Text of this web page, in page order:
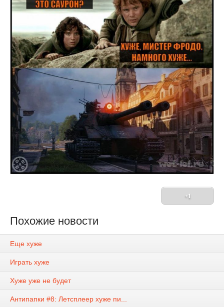
+1
Похожие новости
Еще хуже
Играть хуже
Хуже уже не будет
Антипапки #8: Летсплеер хуже пи...